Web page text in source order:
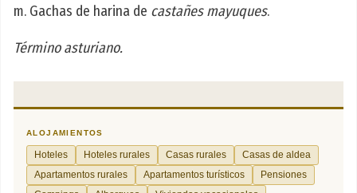
m. Gachas de harina de castañes mayuques.
Término asturiano.